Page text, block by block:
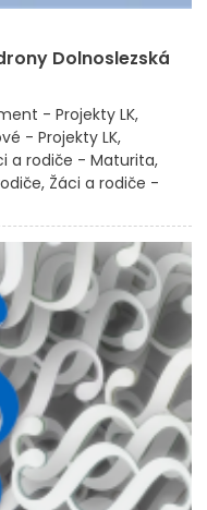
Dolnoslezská
- Projekty LK
- Projekty LK
a rodiče - Maturita
Žáci a rodiče -